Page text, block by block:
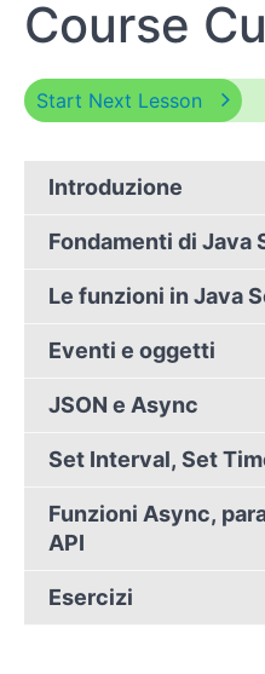
Course
Start Next Lesson
Introduzione
Fondamenti di Java
Le funzioni in Java
Eventi e oggetti
JSON e Async
Set Interval, Set
Funzioni Async,
API
Esercizi